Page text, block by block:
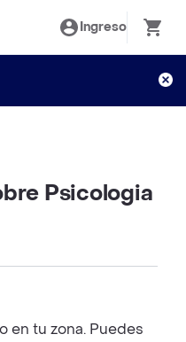
Ingreso
Psicologia
en tu zona. Puedes